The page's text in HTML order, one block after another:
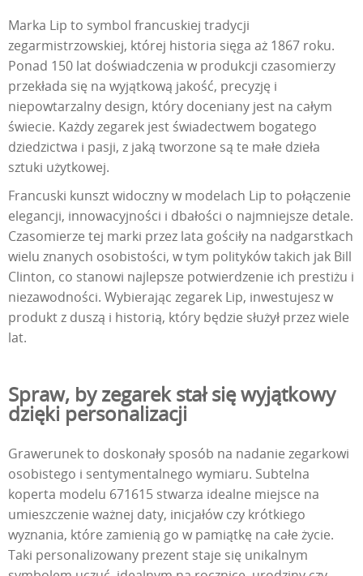
Marka Lip to symbol francuskiej tradycji
zegarmistrzowskiej, której historia sięga aż 1867 roku.
Ponad 150 lat doświadczenia w produkcji czasomierzy
przekłada się na wyjątkową jakość, precyzję i
niepowtarzalny design, który doceniany jest na całym
świecie. Każdy zegarek jest świadectwem bogatego
dziedzictwa i pasji, z jaką tworzone są te małe dzieła
sztuki użytkowej.
Francuski kunszt widoczny w modelach Lip to połączenie
elegancji, innowacyjności i dbałości o najmniejsze detale.
Czasomierze tej marki przez lata gościły na nadgarstkach
wielu znanych osobistości, w tym polityków takich jak Bill
Clinton, co stanowi najlepsze potwierdzenie ich prestiżu i
niezawodności. Wybierając zegarek Lip, inwestujesz w
produkt z duszą i historią, który będzie służył przez wiele
lat.
Spraw, by zegarek stał się wyjątkowy
dzięki personalizacji
Grawerunek to doskonały sposób na nadanie zegarkowi
osobistego i sentymentalnego wymiaru. Subtelna
koperta modelu 671615 stwarza idealne miejsce na
umieszczenie ważnej daty, inicjałów czy krótkiego
wyznania, które zamienią go w pamiątkę na całe życie.
Taki personalizowany prezent staje się unikalnym